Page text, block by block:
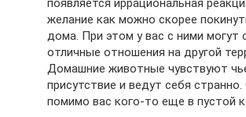
появляется иррациональная
желание как можно скорее
дома. При этом у вас с ними могут
отличные отношения на другой
Домашние животные чувствуют
присутствие и ведут себя
помимо вас кого-то еще в пустой